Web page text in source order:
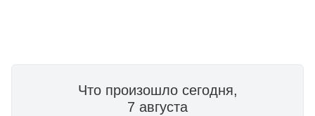
Что произошло сегодня,
7 августа